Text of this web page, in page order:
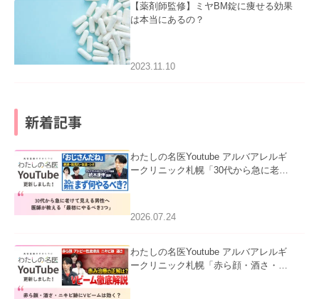
【薬剤師監修】ミヤBM錠に痩せる効果
は本当にあるの？
2023.11.10
新着記事
わたしの名医Youtube アルバアレルギ
ークリニック札幌「30代から急に老け
た。
2026.07.24
わたしの名医Youtube アルバアレルギ
ークリニック札幌「赤ら顔・酒さ・ニ